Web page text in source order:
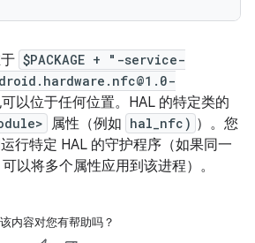
$PACKAGE + "-service-
以位于任何位置。HAL 的特定类的
属性（例如 hal_nfc) ）。您
行特定 HAL 的守护程序（如果同一
以将多个属性应用到该进程）。
该内容对您有帮助吗？